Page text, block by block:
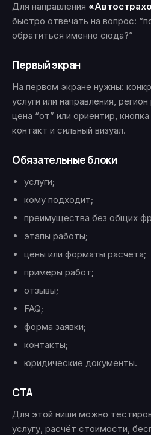
Для направления
быстро отвечать на вопрос:
обратиться именно сюда?”
Первый экран
На первом экране нужны:
услуги или направления,
цена “от” или ориентир,
контакт и сильный визуал.
Обязательные блоки
услуги;
кому подходит;
преимущества без общих
этапы работы;
цены или форматы расчёта;
примеры работ;
отзывы;
FAQ;
форма заявки;
контакты;
юридические документы.
CTA
Для этой ниши можно
услугу, расчёт стоимости,